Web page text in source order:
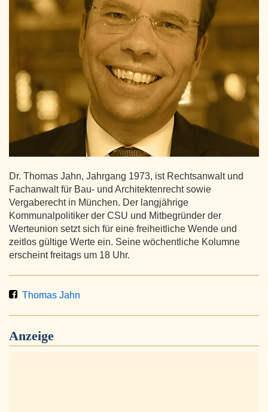
Dr. Thomas Jahn, Jahrgang 1973, ist Rechtsanwalt und
Fachanwalt für Bau- und Architektenrecht sowie
Vergaberecht in München. Der langjährige
Kommunalpolitiker der CSU und Mitbegründer der
Werteunion setzt sich für eine freiheitliche Wende und
zeitlos gültige Werte ein. Seine wöchentliche Kolumne
erscheint freitags um 18 Uhr.
Thomas Jahn
Anzeige